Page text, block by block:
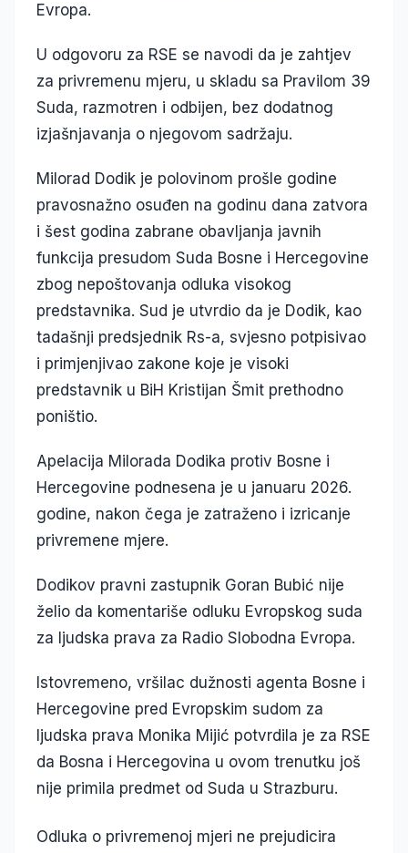
Evropa.
U odgovoru za RSE se navodi da je zahtjev
za privremenu mjeru, u skladu sa Pravilom 39
Suda, razmotren i odbijen, bez dodatnog
izjašnjavanja o njegovom sadržaju.
Milorad Dodik je polovinom prošle godine
pravosnažno osuđen na godinu dana zatvora
i šest godina zabrane obavljanja javnih
funkcija presudom Suda Bosne i Hercegovine
zbog nepoštovanja odluka visokog
predstavnika. Sud je utvrdio da je Dodik, kao
tadašnji predsjednik Rs-a, svjesno potpisivao
i primjenjivao zakone koje je visoki
predstavnik u BiH Kristijan Šmit prethodno
poništio.
Apelacija Milorada Dodika protiv Bosne i
Hercegovine podnesena je u januaru 2026.
godine, nakon čega je zatraženo i izricanje
privremene mjere.
Dodikov pravni zastupnik Goran Bubić nije
želio da komentariše odluku Evropskog suda
za ljudska prava za Radio Slobodna Evropa.
Istovremeno, vršilac dužnosti agenta Bosne i
Hercegovine pred Evropskim sudom za
ljudska prava Monika Mijić potvrdila je za RSE
da Bosna i Hercegovina u ovom trenutku još
nije primila predmet od Suda u Strazburu.
Odluka o privremenoj mjeri ne prejudicira